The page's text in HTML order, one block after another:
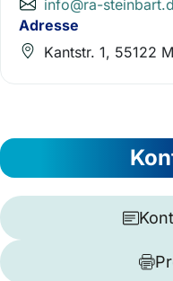
info@ra-
Adresse
Kantstr. 1, 55122